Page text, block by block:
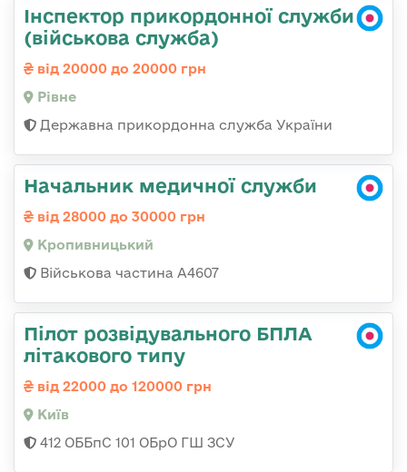
Інспектор прикордонної служби
(військова служба)
від 20000 до 20000 грн
Рівне
Державна прикордонна служба України
Начальник медичної служби
від 28000 до 30000 грн
Кропивницький
Військова частина А4607
Пілот розвідувального БПЛА
літакового типу
від 22000 до 120000 грн
Київ
412 ОББпС 101 ОБрО ГШ ЗСУ